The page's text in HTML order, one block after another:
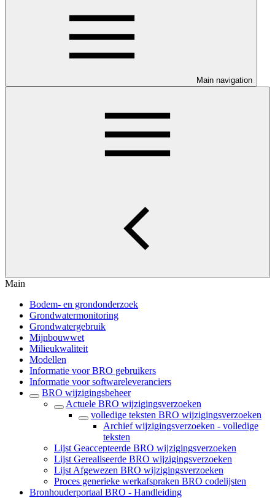
Main navigation
Main
Bodem- en grondonderzoek
Grondwatermonitoring
Grondwatergebruik
Mijnbouwwet
Milieukwaliteit
Modellen
Informatie voor BRO gebruikers
Informatie voor softwareleveranciers
BRO wijzigingsbeheer
Actuele BRO wijzigingsverzoeken
volledige teksten BRO wijzigingsverzoeken
Archief wijzigingsverzoeken - volledige
teksten
Lijst Geaccepteerde BRO wijzigingsverzoeken
Lijst Gerealiseerde BRO wijzigingsverzoeken
Lijst Afgewezen BRO wijzigingsverzoeken
Proces generieke werkafspraken BRO codelijsten
Bronhouderportaal BRO - Handleiding